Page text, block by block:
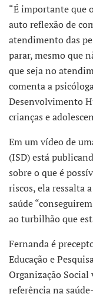
“É importante que
auto reflexão de
atendimento das
parar, mesmo que
que seja no
comenta a
Desenvolvimento
crianças e
Em um vídeo de
(ISD) está
sobre o que é
riscos, ela ressalta
saúde
ao turbilhão que
Fernanda é
Educação e
Organização
referência na